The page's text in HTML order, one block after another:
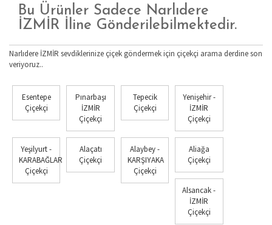
Bu Ürünler Sadece Narlıdere
İZMİR İline Gönderilebilmektedir.
Narlıdere İZMİR sevdiklerinize çiçek göndermek için çiçekçi arama derdine son
veriyoruz..
Esentepe
Çiçekçi
Pınarbaşı
İZMİR
Çiçekçi
Tepecik
Çiçekçi
Yenişehir -
İZMİR
Çiçekçi
Yeşilyurt -
KARABAĞLAR
Çiçekçi
Alaçatı
Çiçekçi
Alaybey -
KARŞIYAKA
Çiçekçi
Aliağa
Çiçekçi
Alsancak -
İZMİR
Çiçekçi